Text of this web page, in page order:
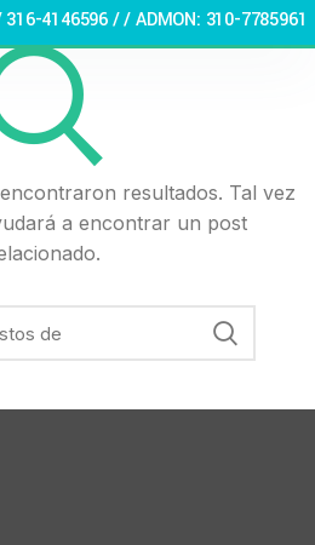
316-4146596 / / ADMON: 310-7785961
resultados. Tal vez
a encontrar un post
discount on all medicines